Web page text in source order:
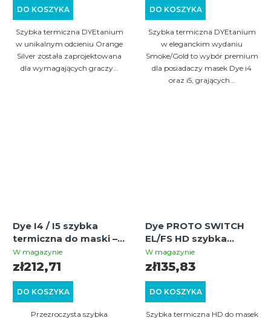
DO KOSZYKA
Szybka termiczna DYEtanium
w unikalnym odcieniu Orange
Silver została zaprojektowana
dla wymagających graczy...
DO KOSZYKA
Szybka termiczna DYEtanium
w eleganckim wydaniu
Smoke/Gold to wybór premium
dla posiadaczy masek Dye i4
oraz i5, grających...
Dye I4 / I5 szybka
termiczna do maski –
Clear
W magazynie
DO KOSZYKA
zł212,71
Przezroczysta szybka
Dye PROTO SWITCH
EL/FS HD szybka
termiczna do maski
paintballowej – szybka
wymienna do masek
DYE/Proto Switch
W magazynie
DO KOSZYKA
zł135,83
Szybka termiczna HD do masek